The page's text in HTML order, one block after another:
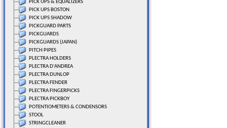
PICK UPS & EQUALIZERS
PICK UPS BOSTON
PICK UPS SHADOW
PICKGUARD PARTS
PICKGUARDS
PICKGUARDS (JAPAN)
PITCH PIPES
PLECTRA HOLDERS
PLECTRA D'ANDREA
PLECTRA DUNLOP
PLECTRA FENDER
PLECTRA FINGERPICKS
PLECTRA PICKBOY
POTENTIOMETERS & CONDENSORS
STOOL
STRINGCLEANER